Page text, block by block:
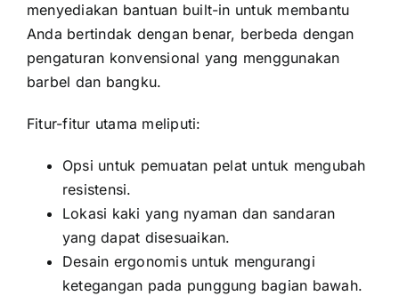
menyediakan bantuan built-in untuk membantu
Anda bertindak dengan benar, berbeda dengan
pengaturan konvensional yang menggunakan
barbel dan bangku.
Fitur-fitur utama meliputi:
Opsi untuk pemuatan pelat untuk mengubah
resistensi.
Lokasi kaki yang nyaman dan sandaran
yang dapat disesuaikan.
Desain ergonomis untuk mengurangi
ketegangan pada punggung bagian bawah.